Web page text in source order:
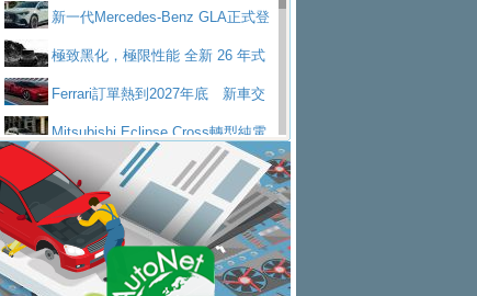
ptain Seat
EV
技的座駕! Ford Territory中型油電休旅
SO Super Great今日在台登場，結合先進安
全輔助科技
ntis四品牌經銷權，全新多品牌旗艦展示中
心開幕啟用
屏東特搜大隊再添新利器 SITRAK
救助器材車買氣不衰、SUZUKI經銷商勇於開啟
全新大店，新北都鈴木占地500坪土城旗艦
展示中心開幕
2025第七屆ISUZU運轉職人挑戰賽
熱血登場 展現極致車技與專業職人精神
H2GP世界總決賽圓滿落幕 台灣團
per Tourer的顛峰之作
新一代Mercedes-Benz GLA正式登
場 續航最高657公里、支援320kW快充
極致黑化，極限性能 全新 26 年式
DEFENDER OCTA BLACK 限量登台
Ferrari訂單熱到2027年底 新車交
付至少得等一年以上
Mitsubishi Eclipse Cross轉型純電
休旅 87kWh電池續航超過600公里
全新BMW 318i Touring豪華旅行車
全台限量200台 進化現型
不等零關稅的紅利，Jeep品牌今日
起展開首批車交車
Volvo EX60 即將叩關，靜肅性、底
盤與數位介面搶先揭露
Audi Q9 將於 2026 年底上市 旗艦